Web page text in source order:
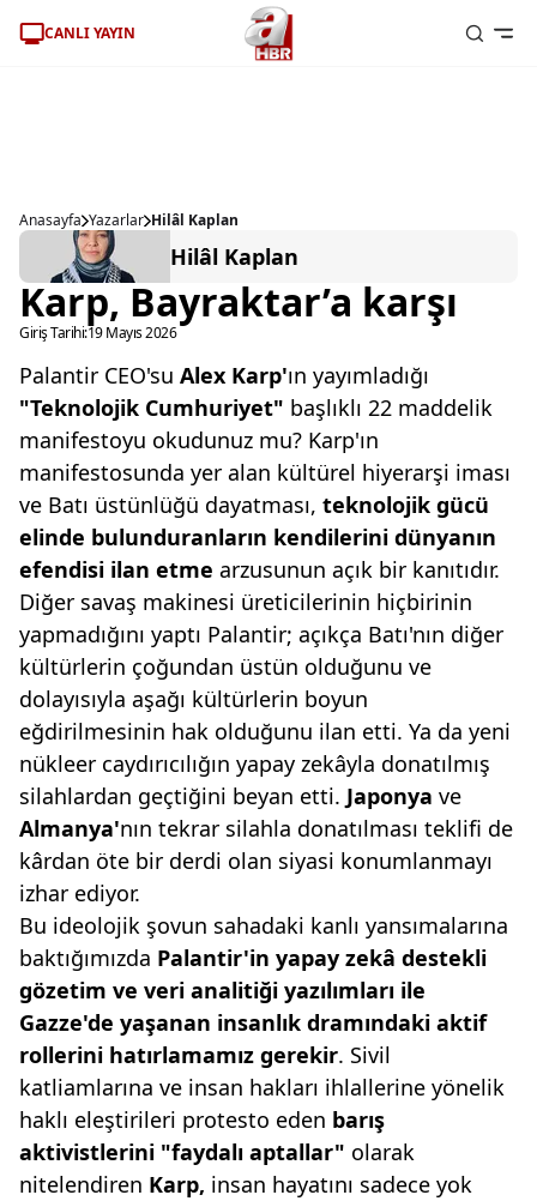
CANLI YAYIN
Anasayfa Yazarlar Hilâl Kaplan
Hilâl Kaplan
Karp, Bayraktar’a karşı
Giriş Tarihi:19 Mayıs 2026
Palantir CEO'su Alex Karp'ın yayımladığı
"Teknolojik Cumhuriyet" başlıklı 22 maddelik
manifestoyu okudunuz mu? Karp'ın
manifestosunda yer alan kültürel hiyerarşi iması
ve Batı üstünlüğü dayatması, teknolojik gücü
elinde bulunduranların kendilerini dünyanın
efendisi ilan etme arzusunun açık bir kanıtıdır.
Diğer savaş makinesi üreticilerinin hiçbirinin
yapmadığını yaptı Palantir; açıkça Batı'nın diğer
kültürlerin çoğundan üstün olduğunu ve
dolayısıyla aşağı kültürlerin boyun
eğdirilmesinin hak olduğunu ilan etti. Ya da yeni
nükleer caydırıcılığın yapay zekâyla donatılmış
silahlardan geçtiğini beyan etti. Japonya ve
Almanya'nın tekrar silahla donatılması teklifi de
kârdan öte bir derdi olan siyasi konumlanmayı
izhar ediyor.
Bu ideolojik şovun sahadaki kanlı yansımalarına
baktığımızda Palantir'in yapay zekâ destekli
gözetim ve veri analitiği yazılımları ile
Gazze'de yaşanan insanlık dramındaki aktif
rollerini hatırlamamız gerekir. Sivil
katliamlarına ve insan hakları ihlallerine yönelik
haklı eleştirileri protesto eden barış
aktivistlerini "faydalı aptallar" olarak
nitelendiren Karp, insan hayatını sadece yok